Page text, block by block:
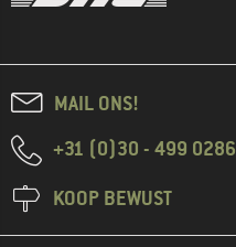
MAIL ONS!
+31 (0)30 - 499 0286
KOOP BEWUST